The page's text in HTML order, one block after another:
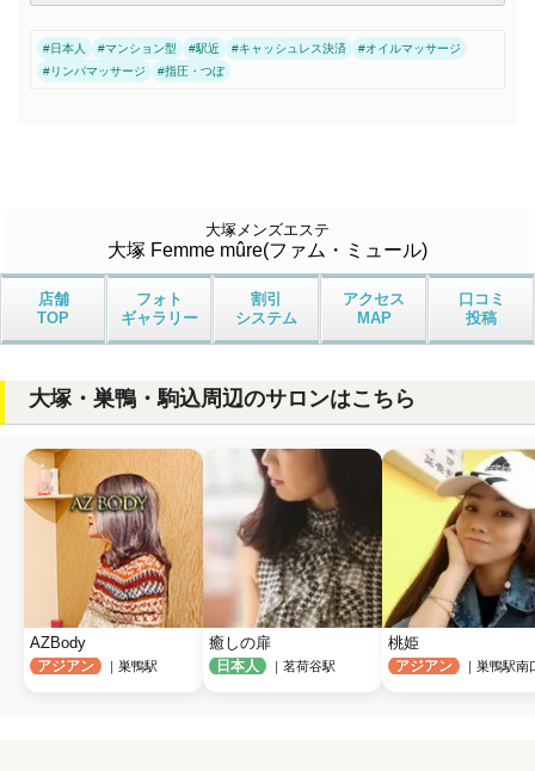
#日本人 #マンション型 #駅近 #キャッシュレス決済 #オイルマッサージ
#リンパマッサージ #指圧・つぼ
大塚メンズエステ
大塚 Femme mûre(ファム・ミュール)
店舗
TOP
フォト
ギャラリー
割引
システム
アクセス
MAP
口コミ
投稿
大塚・巣鴨・駒込周辺のサロンはこちら
AZBody
アジアン ｜巣鴨駅
癒しの扉
日本人 ｜茗荷谷駅
桃姫
アジアン ｜巣鴨駅南